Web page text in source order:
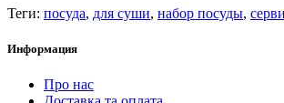
Теги: посуда, для суши, набор посуды,
Информация
Про нас